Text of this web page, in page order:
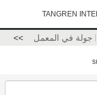
TANGREN
جولة في المعمل >>